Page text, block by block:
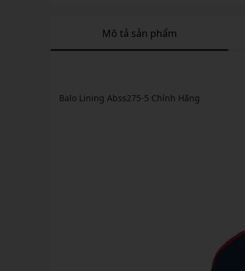
Mô tả sản phẩm
Balo Lining Abss275-5 Chính Hãng